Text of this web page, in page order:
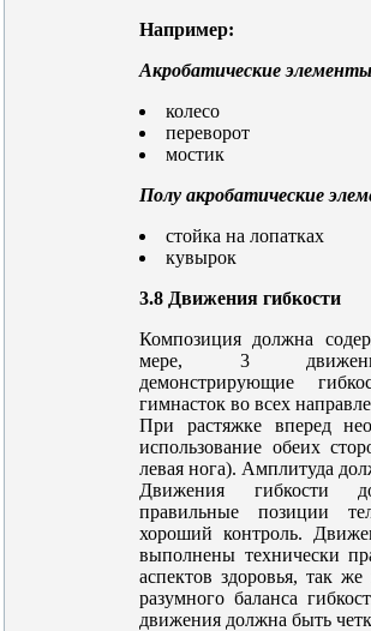
Например:
Акробатические
колесо
переворот
мостик
Полу акробатические
стойка на лопатках
кувырок
3.8 Движения гибкости
Композиция должна
мере, 3
демонстрирующие
гимнасток во всех
При растяжке вперед
использование обеих
левая нога). Амплитуда
Движения гибкости
правильные позиции
хороший контроль.
выполнены технически
аспектов здоровья, так
разумного баланса
движения должна быть